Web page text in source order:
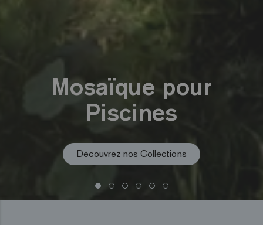
Découvrez nos Collections
Nouvelle Mosaïque
Hexa
Voir le Format
En savoir plus
Voir plus
Voir plus
Voir plus